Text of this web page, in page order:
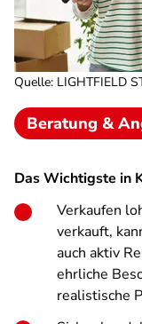
Quelle: LIGHTFIELD
Beratung &
Das Wichtigste in
Verkaufen
verkauft,
auch aktiv
ehrliche
realistische